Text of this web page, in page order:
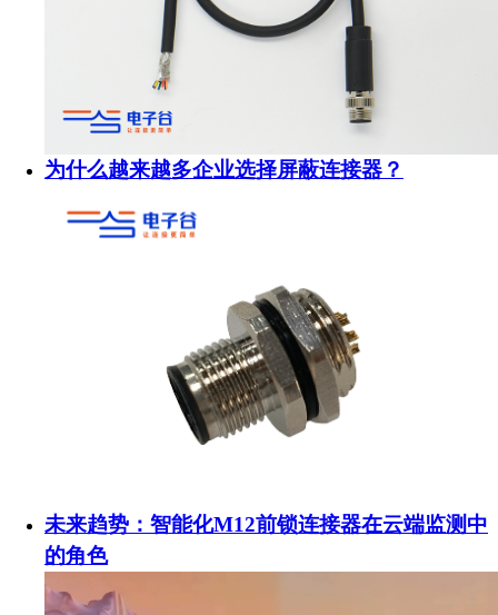
为什么越来越多企业选择屏蔽连接器？
未来趋势：智能化M12前锁连接器在云端监测中
的角色